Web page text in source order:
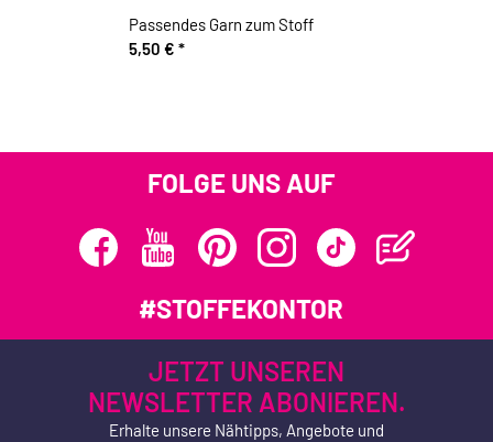
Passendes Garn zum Stoff
5,50 € *
FOLGE UNS AUF
#STOFFEKONTOR
JETZT UNSEREN
NEWSLETTER ABONIEREN.
Erhalte unsere Nähtipps, Angebote und